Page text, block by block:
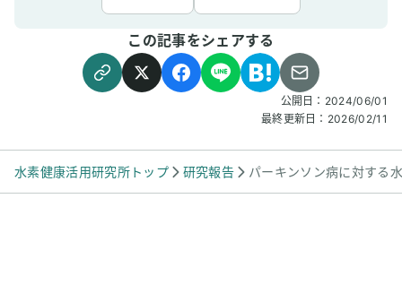
この記事をシェアする
公開日： 2024/06/01
最終更新日： 2026/02/11
水素健康活用研究所トップ 研究報告 パーキンソン病に対する